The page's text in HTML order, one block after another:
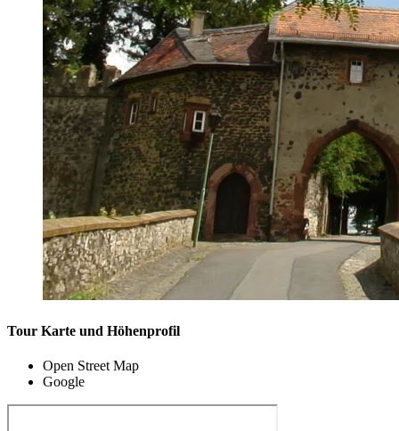
Tour Karte und Höhenprofil
Open Street Map
Google